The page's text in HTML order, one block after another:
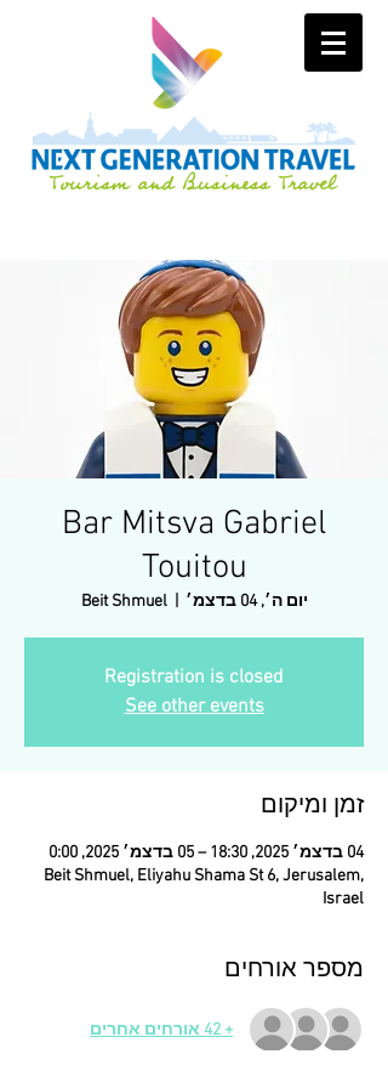
Bar Mitsva Gabriel
Touitou
יום ה׳, 04 בדצמ׳
  |
Beit Shmuel
Registration is closed
See other events
זמן ומיקום
04 בדצמ׳ 2025, 18:30 – 05 בדצמ׳ 2025, 0:00
Beit Shmuel, Eliyahu Shama St 6, Jerusalem,
Israel
מספר אורחים
+ 42 אורחים אחרים